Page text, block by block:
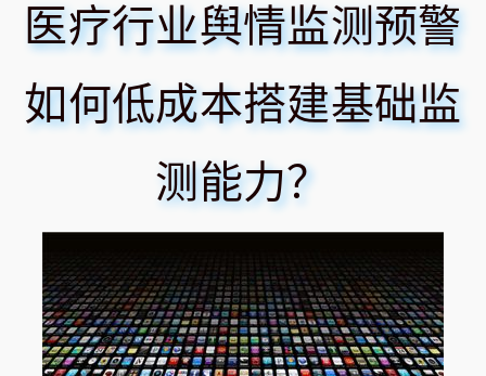
医疗行业舆情监测预警
如何低成本搭建基础监
测能力？